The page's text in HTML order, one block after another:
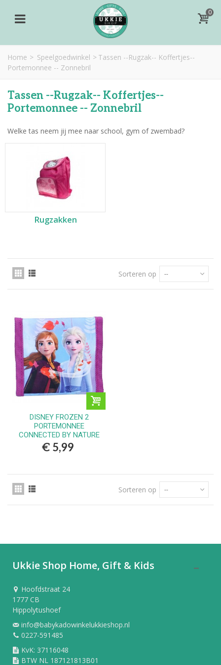
0
Home > Speelgoedwinkel > Tassen --Rugzak-- Koffertjes--
Portemonnee -- Zonnebril
Tassen --Rugzak-- Koffertjes--
Portemonnee -- Zonnebril
Welke tas neem jij mee naar school, gym of zwembad?
Rugzakken
Sorteren op --
DISNEY FROZEN 2
PORTEMONNEE
CONNECTED BY NATURE
€ 5,99
Sorteren op --
Ukkie Shop Home, Gift & Kids
Hoofdstraat 24
1777 CB
Hippolytushoef
info@babykadowinkelukkieshop.nl
0227-591485
KvK: 37116048
BTW NL 187121813B01